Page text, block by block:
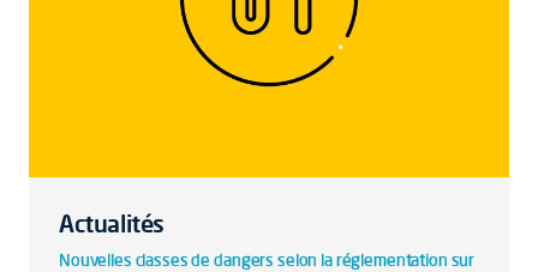
Actualités
Nouvelles classes de dangers selon la réglementation sur